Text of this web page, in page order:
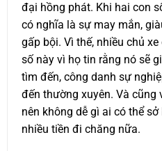
đại hồng phát. Khi hai con
có nghĩa là sự may mắn,
gấp bội. Vì thế, nhiều chủ
số này vì họ tin rằng nó sẽ
tìm đến, công danh sự
đến thường xuyên. Và
nên không dễ gì ai có thể
nhiều tiền đi chăng nữa.